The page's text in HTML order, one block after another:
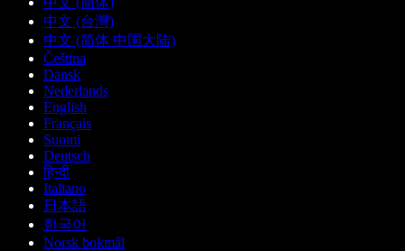
中文 (台灣)
中文 (简体 中国大陆)
Čeština
Dansk
Nederlands
English
Français
Suomi
Deutsch
हिन्दी
Italiano
日本語
한국어
Norsk bokmål